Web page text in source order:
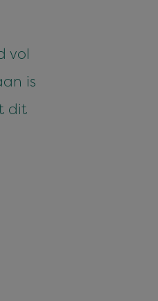
vol
is
dit